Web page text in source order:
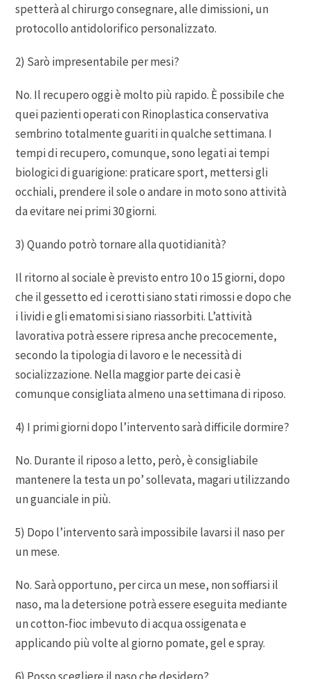
spetterà al chirurgo consegnare, alle dimissioni, un
protocollo antidolorifico personalizzato.
2) Sarò impresentabile per mesi?
No. Il recupero oggi è molto più rapido. È possibile che
quei pazienti operati con Rinoplastica conservativa
sembrino totalmente guariti in qualche settimana. I
tempi di recupero, comunque, sono legati ai tempi
biologici di guarigione: praticare sport, mettersi gli
occhiali, prendere il sole o andare in moto sono attività
da evitare nei primi 30 giorni.
3) Quando potrò tornare alla quotidianità?
Il ritorno al sociale è previsto entro 10 o 15 giorni, dopo
che il gessetto ed i cerotti siano stati rimossi e dopo che
i lividi e gli ematomi si siano riassorbiti. L’attività
lavorativa potrà essere ripresa anche precocemente,
secondo la tipologia di lavoro e le necessità di
socializzazione. Nella maggior parte dei casi è
comunque consigliata almeno una settimana di riposo.
4) I primi giorni dopo l’intervento sarà difficile dormire?
No. Durante il riposo a letto, però, è consigliabile
mantenere la testa un po’ sollevata, magari utilizzando
un guanciale in più.
5) Dopo l’intervento sarà impossibile lavarsi il naso per
un mese.
No. Sarà opportuno, per circa un mese, non soffiarsi il
naso, ma la detersione potrà essere eseguita mediante
un cotton-fioc imbevuto di acqua ossigenata e
applicando più volte al giorno pomate, gel e spray.